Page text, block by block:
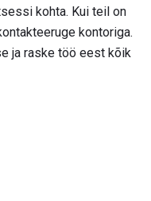
kohta. Kui teil on
kontoriga.
ja raske töö eest kõik